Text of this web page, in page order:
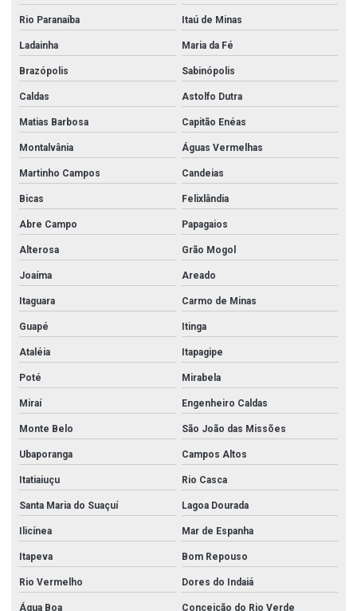
Rio Paranaíba Itaú de Minas
Ladainha Maria da Fé
Brazópolis Sabinópolis
Caldas Astolfo Dutra
Matias Barbosa Capitão Enéas
Montalvânia Águas Vermelhas
Martinho Campos Candeias
Bicas Felixlândia
Abre Campo Papagaios
Alterosa Grão Mogol
Joaíma Areado
Itaguara Carmo de Minas
Guapé Itinga
Ataléia Itapagipe
Poté Mirabela
Miraí Engenheiro Caldas
Monte Belo São João das Missões
Ubaporanga Campos Altos
Itatiaiuçu Rio Casca
Santa Maria do Suaçuí Lagoa Dourada
Ilicínea Mar de Espanha
Itapeva Bom Repouso
Rio Vermelho Dores do Indaiá
Água Boa Conceição do Rio Verde